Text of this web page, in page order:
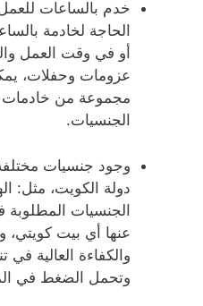
خدم بالساعات
الحاجة لخادمة
أو في وقت العمل
عزومات وحفلات، يمكن
مجموعة من
الجنسيات.
وجود جنسيات
دولة الكويت، مثل:
الجنسيات المطلوبة
عنها أي بيت كويتي،
والكفاءة العالية
وتحمل الضغط في